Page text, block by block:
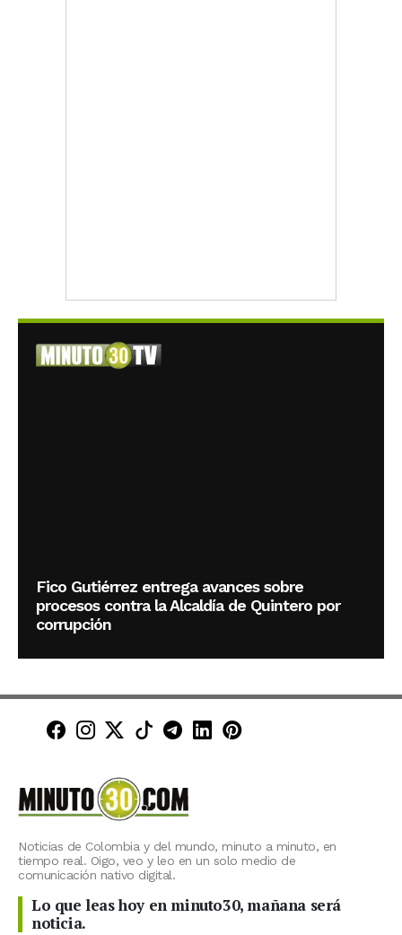
Fico Gutiérrez entrega avances sobre
procesos contra la Alcaldía de Quintero por
corrupción
Minuto30 en Facebook
Minuto30 en Instagram
Minuto30 en X (Twitter)
Minuto30 en TikTok
Canal de Minuto30 en
Minuto30 en LinkedIn
Minuto30 en
Noticias de Colombia y del mundo, minuto a minuto, en
tiempo real. Oigo, veo y leo en un solo medio de
comunicación nativo digital.
Lo que leas hoy en minuto30, mañana será
noticia.